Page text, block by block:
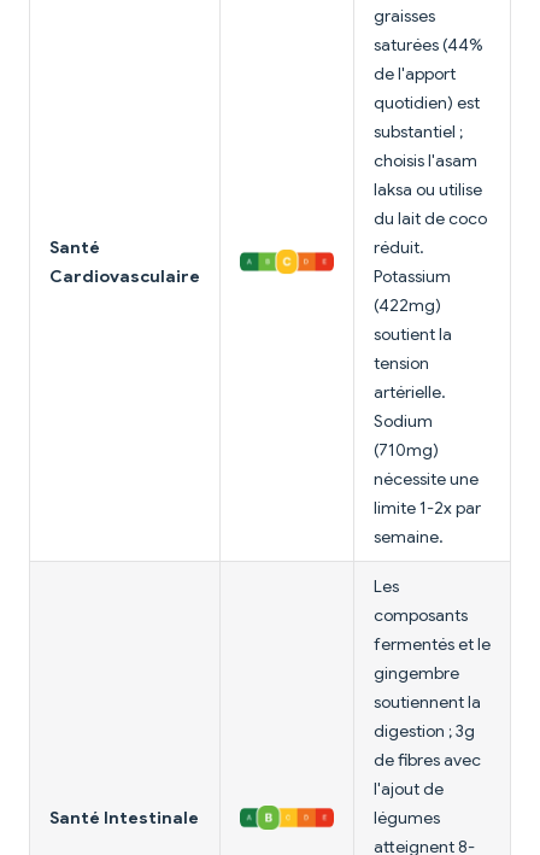
Santé
Cardiovasculaire
graisses
saturées (44%
de l'apport
quotidien) est
substantiel ;
choisis l'asam
laksa ou utilise
du lait de coco
réduit.
Potassium
(422mg)
soutient la
tension
artérielle.
Sodium
(710mg)
nécessite une
limite 1-2x par
semaine.
Santé Intestinale
Les
composants
fermentés et le
gingembre
soutiennent la
digestion ; 3g
de fibres avec
l'ajout de
légumes
atteignent 8-